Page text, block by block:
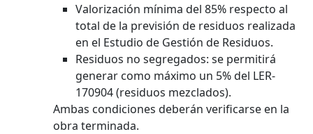
Valorización mínima del 85% respecto al
total de la previsión de residuos realizada
en el Estudio de Gestión de Residuos.
Residuos no segregados: se permitirá
generar como máximo un 5% del LER-
170904 (residuos mezclados).
Ambas condiciones deberán verificarse en la
obra terminada.